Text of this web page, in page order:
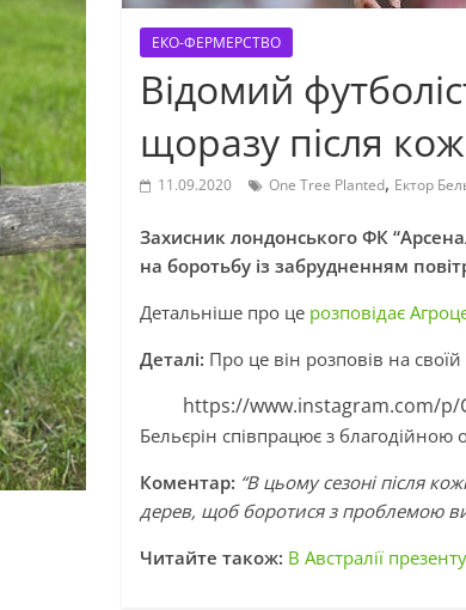
ЕКО-ФЕРМЕРСТВО
Відомий
щоразу після
11.09.2020 One Tree Planted, Ектор
Захисник лондонського ФК
на боротьбу із забрудненням
Детальніше про це розповідає
Деталі: Про це він розповів на
https://www.instagram.com/p/
Бельєрін співпрацює з благодійною
Коментар: “В цьому сезоні після
дерев, щоб боротися з проблемою
Читайте також: В Австралії